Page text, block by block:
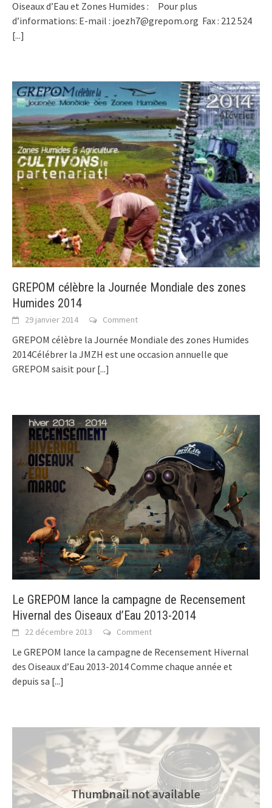
Oiseaux d’Eau et Zones Humides : Pour plus
d’informations: E-mail : joezh7@grepom.org Fax : 212 524
[...]
GREPOM célèbre la Journée Mondiale des zones
Humides 2014
29 janvier 2014 Comment
GREPOM célèbre la Journée Mondiale des zones Humides
2014Célébrer la JMZH est une occasion annuelle que
GREPOM saisit pour [...]
Le GREPOM lance la campagne de Recensement
Hivernal des Oiseaux d’Eau 2013-2014
22 décembre 2013 Comment
Le GREPOM lance la campagne de Recensement Hivernal
des Oiseaux d’Eau 2013-2014 Comme chaque année et
depuis sa [...]